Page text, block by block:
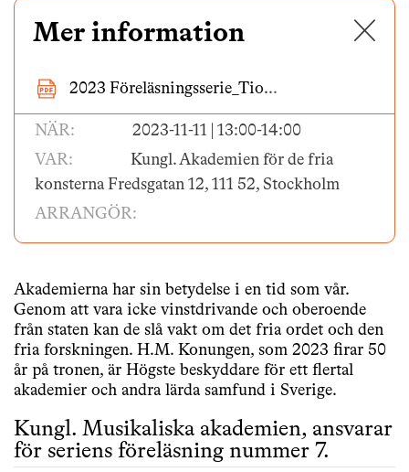
✕
Mer information
2023 Föreläsningsserie_Tio...
NÄR:
2023-11-11 | 13:00-14:00
VAR:
Kungl. Akademien för de fria
konsterna Fredsgatan 12, 111 52, Stockholm
ARRANGÖR:
Akademierna har sin betydelse i en tid som vår.
Genom att vara icke vinstdrivande och oberoende
från staten kan de slå vakt om det fria ordet och den
fria forskningen. H.M. Konungen, som 2023 firar 50
år på tronen, är Högste beskyddare för ett flertal
akademier och andra lärda samfund i Sverige.
Kungl. Musikaliska akademien, ansvarar
för seriens föreläsning nummer 7.